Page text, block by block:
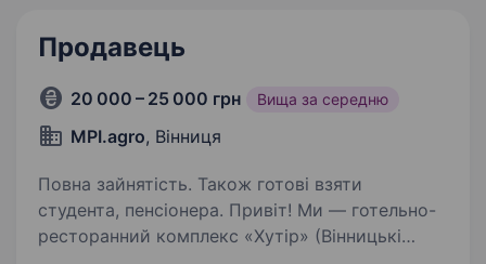
Продавець
20 000 – 25 000 грн Вища за середню
MPI.agro, Вінниця
Повна зайнятість. Також готові взяти
студента, пенсіонера. Привіт! Ми — готельно-
ресторанний комплекс «Хутір» (Вінницькі